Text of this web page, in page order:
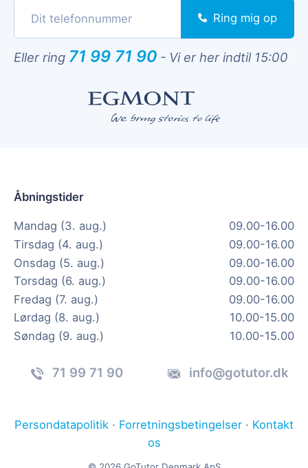
Ring mig op
Eller ring 71 99 71 90 - Vi er her indtil 15:00
Åbningstider
Mandag (3. aug.)
09.00-16.00
Tirsdag (4. aug.)
09.00-16.00
Onsdag (5. aug.)
09.00-16.00
Torsdag (6. aug.)
09.00-16.00
Fredag (7. aug.)
09.00-16.00
Lørdag (8. aug.)
10.00-15.00
Søndag (9. aug.)
10.00-15.00
71 99 71 90 info@gotutor.dk
Persondatapolitik · Forretningsbetingelser · Kontakt
os